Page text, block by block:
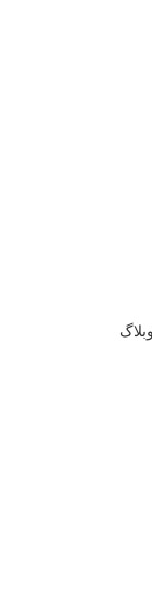
وبلاگ